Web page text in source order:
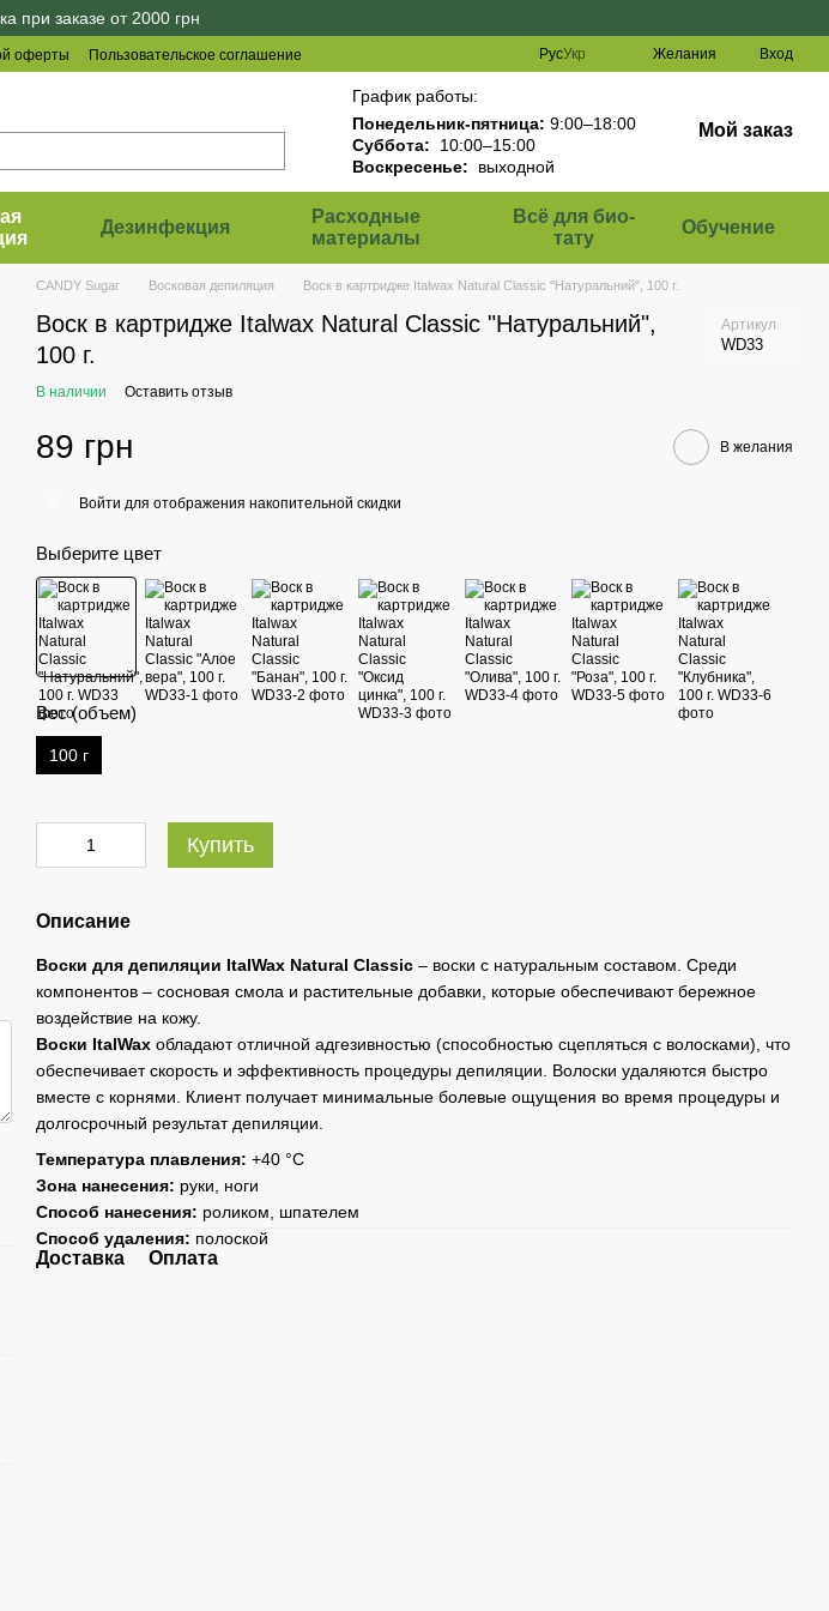
при заказе от 2000 грн
оферты
Пользовательское соглашение
РусУкр Желания Вход
График работы:
Понедельник-пятница: 9:00–18:00
Суббота: 10:00–15:00
Воскресенье: выходной
Мой заказ
Дезинфекция
Расходные
материалы
Всё для био-
тату
Обучение
CANDY Sugar Восковая депиляция Воск в картридже Italwax Natural Classic "Натуральний", 100 г.
Воск в картридже Italwax Natural Classic "Натуральний",
100 г.
Артикул
WD33
В наличии Оставить отзыв
89 грн В желания
Войти для отображения накопительной скидки
Выберите цвет
Вес (объем)
100 г
Купить
Описание
Воски для депиляции ItalWax Natural Classic – воски с натуральным составом. Среди
компонентов – сосновая смола и растительные добавки, которые обеспечивают бережное
воздействие на кожу.
Воски ItalWax обладают отличной адгезивностью (способностью сцепляться с волосками), что
обеспечивает скорость и эффективность процедуры депиляции. Волоски удаляются быстро
вместе с корнями. Клиент получает минимальные болевые ощущения во время процедуры и
долгосрочный результат депиляции.
Температура плавления: +40 °C
Зона нанесения: руки, ноги
Способ нанесения: роликом, шпателем
Способ удаления: полоской
Доставка Оплата